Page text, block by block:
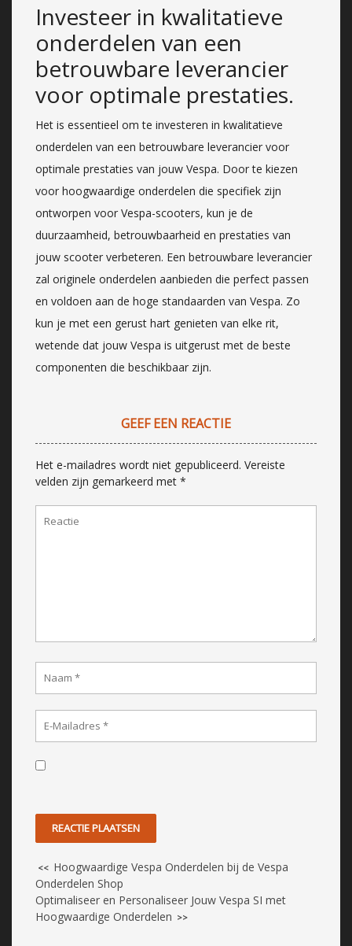
Investeer in kwalitatieve
onderdelen van een
betrouwbare leverancier
voor optimale prestaties.
Het is essentieel om te investeren in kwalitatieve
onderdelen van een betrouwbare leverancier voor
optimale prestaties van jouw Vespa. Door te kiezen
voor hoogwaardige onderdelen die specifiek zijn
ontworpen voor Vespa-scooters, kun je de
duurzaamheid, betrouwbaarheid en prestaties van
jouw scooter verbeteren. Een betrouwbare leverancier
zal originele onderdelen aanbieden die perfect passen
en voldoen aan de hoge standaarden van Vespa. Zo
kun je met een gerust hart genieten van elke rit,
wetende dat jouw Vespa is uitgerust met de beste
componenten die beschikbaar zijn.
GEEF EEN REACTIE
Het e-mailadres wordt niet gepubliceerd. Vereiste
velden zijn gemarkeerd met *
<< Hoogwaardige Vespa Onderdelen bij de Vespa
Onderdelen Shop
Optimaliseer en Personaliseer Jouw Vespa SI met
Hoogwaardige Onderdelen >>